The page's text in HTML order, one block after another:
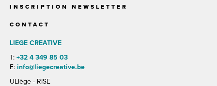
INSCRIPTION NEWSLETTER
CONTACT
LIEGE CREATIVE
T: +32 4 349 85 03
E: info@liegecreative.be
ULiège - RISE